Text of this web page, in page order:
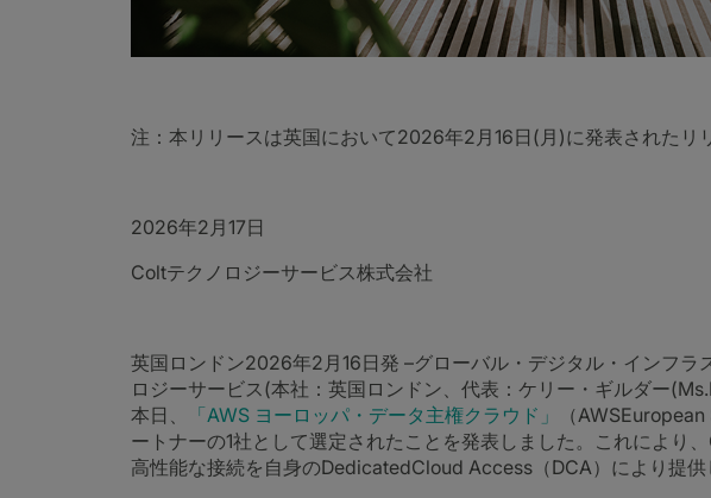
注：本リリースは英国において2026年2月16日(月)に発表されたリ
2026年2月17日
Coltテクノロジーサービス株式会社
英国ロンドン2026年2月16日発 –グローバル・デジタル・インフラ
ロジーサービス(本社：英国ロンドン、代表：ケリー・ギルダー
本日、
「AWS ヨーロッパ・データ主権クラウド」
（
ートナーの1社として選定されたことを発表しました。これにより
高性能な接続を自身のDedicatedCloud Access（DCA）により提供